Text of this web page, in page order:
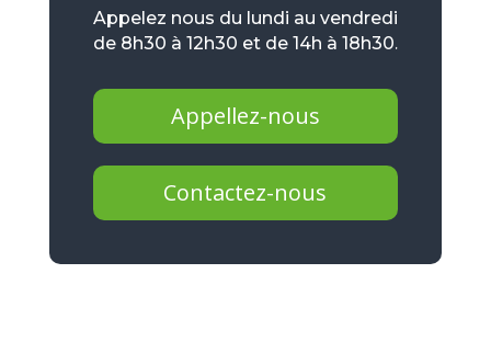
Appelez nous du lundi au vendredi
de 8h30 à 12h30 et de 14h à 18h30.
Appellez-nous
Contactez-nous